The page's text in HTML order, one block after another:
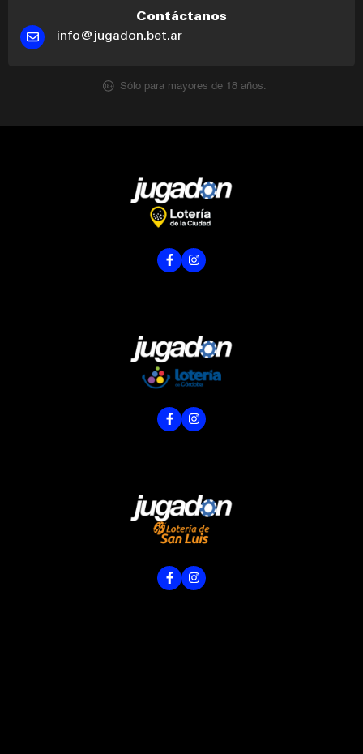
Contáctanos
info@jugadon.bet.ar
Sólo para mayores de 18 años.